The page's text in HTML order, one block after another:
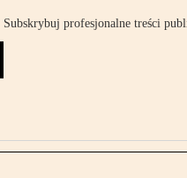
profesjonalne treści